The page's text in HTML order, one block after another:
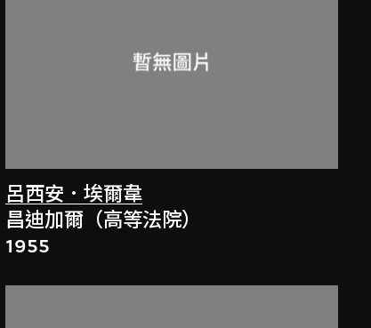
呂西安．埃爾韋
昌迪加爾（高等法院）
1955